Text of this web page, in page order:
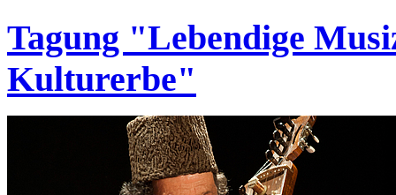
Tagung "Lebendige
Kulturerbe"